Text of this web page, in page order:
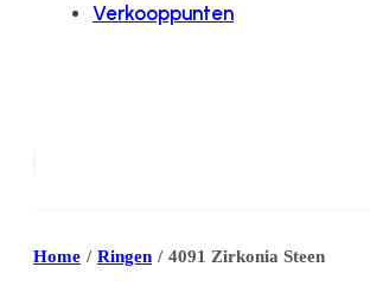
Verkooppunten
Home / Ringen / 4091 Zirkonia Steen